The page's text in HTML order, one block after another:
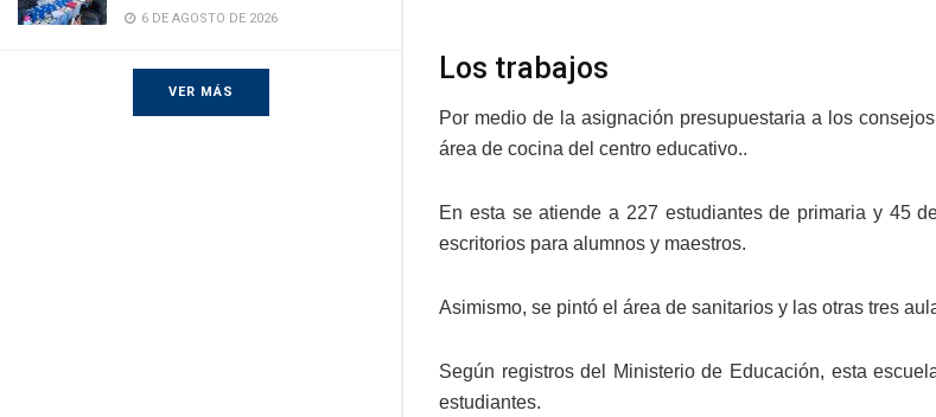
6 DE AGOSTO DE 2026
VER MÁS
Los trabajos
Por medio de la asignación presupuestaria a los
área de cocina del centro educativo..
En esta se atiende a 227 estudiantes de primaria y 45
escritorios para alumnos y maestros.
Asimismo, se pintó el área de sanitarios y las otras tres
Según registros del Ministerio de Educación, esta
estudiantes.